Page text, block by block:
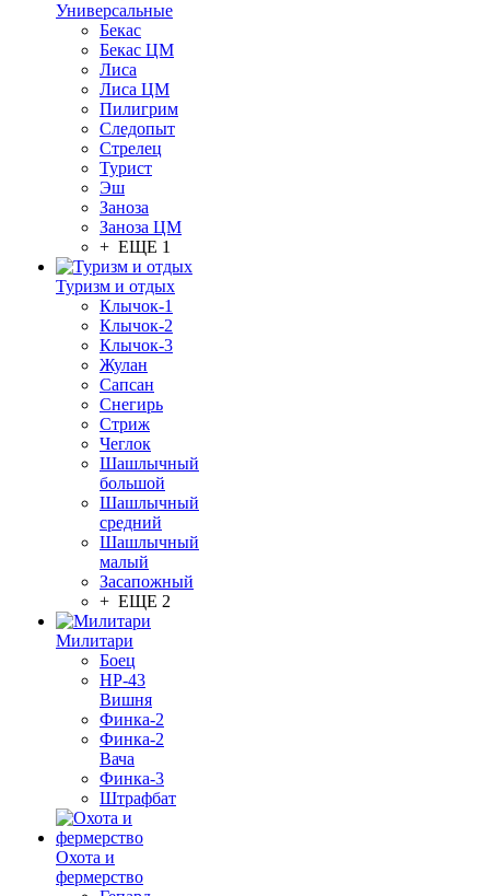
Универсальные
Бекас
Бекас ЦМ
Лиса
Лиса ЦМ
Пилигрим
Следопыт
Стрелец
Турист
Эш
Заноза
Заноза ЦМ
+ ЕЩЕ 1
Туризм и отдых
Клычок-1
Клычок-2
Клычок-3
Жулан
Сапсан
Снегирь
Стриж
Чеглок
Шашлычный
большой
Шашлычный
средний
Шашлычный
малый
Засапожный
+ ЕЩЕ 2
Милитари
Боец
НР-43
Вишня
Финка-2
Финка-2
Вача
Финка-3
Штрафбат
Охота и
фермерство